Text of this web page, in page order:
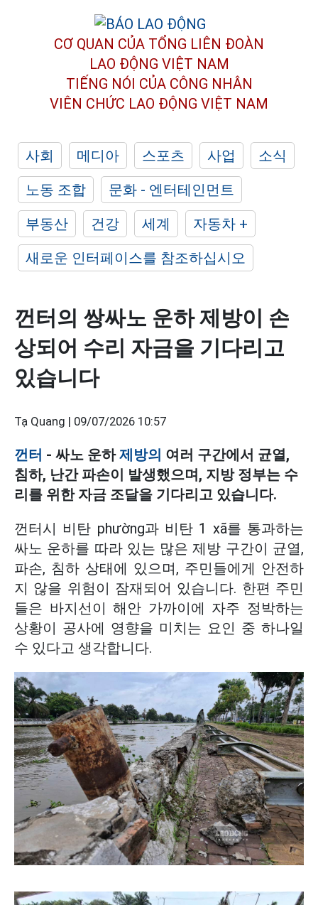
CƠ QUAN CỦA TỔNG LIÊN ĐOÀN
LAO ĐỘNG VIỆT NAM
TIẾNG NÓI CỦA CÔNG NHÂN
VIÊN CHỨC LAO ĐỘNG VIỆT NAM
사회 메디아 스포츠 사업
소식
노동 조합
문화 - 엔터테인먼트
부동산
건강 세계
자동차 +
새로운 인터페이스를 참조하십시오
껀터의 쌍싸노 운하 제방이 손
상되어 수리 자금을 기다리고
있습니다
Tạ Quang | 09/07/2026 10:57
껀터 - 싸노 운하제방의 여러 구간에서 균열,
침하, 난간 파손이 발생했으며, 지방 정부는 수
리를 위한 자금 조달을 기다리고 있습니다.
껀터시 비탄 phường과 비탄 1 xã를 통과하는
싸노 운하를 따라 있는 많은 제방 구간이 균열,
파손, 침하 상태에 있으며, 주민들에게 안전하
지 않을 위험이 잠재되어 있습니다. 한편 주민
들은 바지선이 해안 가까이에 자주 정박하는
상황이 공사에 영향을 미치는 요인 중 하나일
수 있다고 생각합니다.